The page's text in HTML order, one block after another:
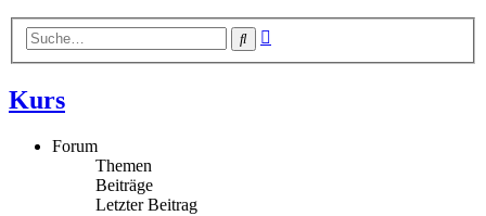
Suche
Kurs
Forum
Themen
Beiträge
Letzter Beitrag